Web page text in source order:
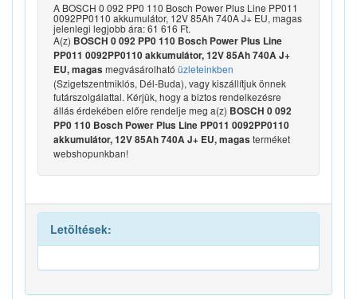
A BOSCH 0 092 PP0 110 Bosch Power Plus Line PP011
0092PP0110 akkumulátor, 12V 85Ah 740A J+ EU, magas
jelenlegi legjobb ára: 61 616 Ft.
A(z) BOSCH 0 092 PP0 110 Bosch Power Plus Line
PP011 0092PP0110 akkumulátor, 12V 85Ah 740A J+
EU, magas megvásárolható üzleteinkben
(Szigetszentmiklós, Dél-Buda), vagy kiszállítjuk önnek
futárszolgálattal. Kérjük, hogy a biztos rendelkezésre
állás érdekében előre rendelje meg a(z) BOSCH 0 092
PP0 110 Bosch Power Plus Line PP011 0092PP0110
akkumulátor, 12V 85Ah 740A J+ EU, magas terméket
webshopunkban!
Letöltések: